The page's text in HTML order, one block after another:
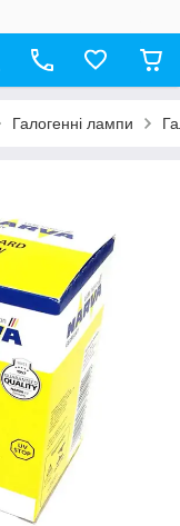
Галогенні лампи